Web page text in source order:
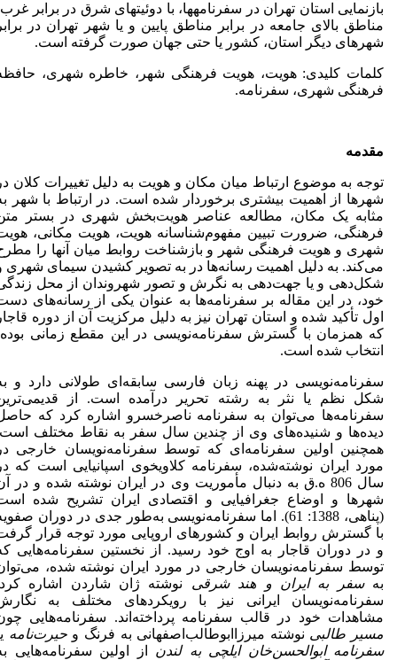
بازنمایی استان تهران در سفرنامه­ها، با دوئیت­های شرق در برابر
مناطق بالای جامعه در برابر مناطق پایین و یا شهر تهران در
شهرهای دیگر استان، کشور یا حتی جهان صورت گرفته است.
کلمات کلیدی: هویت، هویت فرهنگی شهر، خاطره شهری،
فرهنگی شهری، سفرنامه.
مقدمه
توجه به موضوع ارتباط میان مکان و هویت به دلیل تغییرات کلان
شهرها از اهمیت بیشتری برخوردار شده است. در ارتباط با شهر
مثابه یک مکان، مطالعه عناصر هویت‌بخش شهری در بستر
فرهنگی، ضرورت تبیین مفهوم‌شناسانه هویت، هویت مکانی،
شهری و هویت فرهنگی شهر و بازشناخت روابط میان آنها را
می‌کند. به دلیل اهمیت رسانه‌ها در به تصویر کشیدن سیمای شهری
شکل‌دهی و یا جهت‌دهی به نگرش و تصور شهروندان از محل
خود، در این مقاله بر سفرنامه‌ها به عنوان یکی از رسانه‌های
اول ‌تأکید شده و استان تهران نیز به دلیل مرکزیت آن از دوره
که هم­زمان با گسترش سفرنامه‌نویسی در این مقطع زمانی
انتخاب شده است.
سفرنامه‌نویسی در پهنه زبان فارسی سابقه‌ای طولانی دارد و
شکل نظم یا نثر به رشته تحریر درآمده است. از
سفرنامه‌‌ها می‌توان به سفرنامه ناصرخسرو اشاره کرد که
دیده‌ها و شنیده‌های وی از چندین سال سفر به نقاط مختلف
همچنین اولین سفرنامه‌ای که توسط سفرنامه‌نویسان خارجی
مورد ایران نوشته‌شده، سفرنامه کلاویخوی اسپانیایی است که
سال 806 ه.ق به دنبال مأموریت وی در ایران نوشته شده و در
شهرها و اوضاع جغرافیایی و اقتصادی ایران تشریح شده
(پناهی، 1388: 61). اما سفرنامه‌نویسی به‌طور جدی در دوران
با گسترش روابط ایران و کشورهای اروپایی مورد توجه قرار
و در دوران قاجار به اوج خود رسید. از نخستین سفرنامه‌هایی
توسط سفرنامه‌نویسان خارجی در مورد ایران نوشته شده،
بهسفر به ایران و هند شرقی نوشته ژان شاردن اشاره
سفرنامه‌نویسان ایرانی نیز با رویکردهای مختلف به
مشاهدات خود در قالب سفرنامه پرداخته‌اند. سفرنامه‌هایی
مسیر طالبی نوشته میرزاابوطالب‌اصفهانی به فرنگ وحیرتنامه
سفرنامه ابوالحسنخانایلچی به لندن از اولین سفرنامه‌هایی